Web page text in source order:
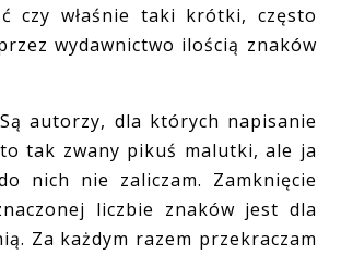
czy właśnie taki krótki, często
wydawnictwo ilością znaków
Są autorzy, dla których napisanie
tak zwany pikuś malutki, ale ja
nich nie zaliczam. Zamknięcie
liczbie znaków jest dla
Za każdym razem przekraczam